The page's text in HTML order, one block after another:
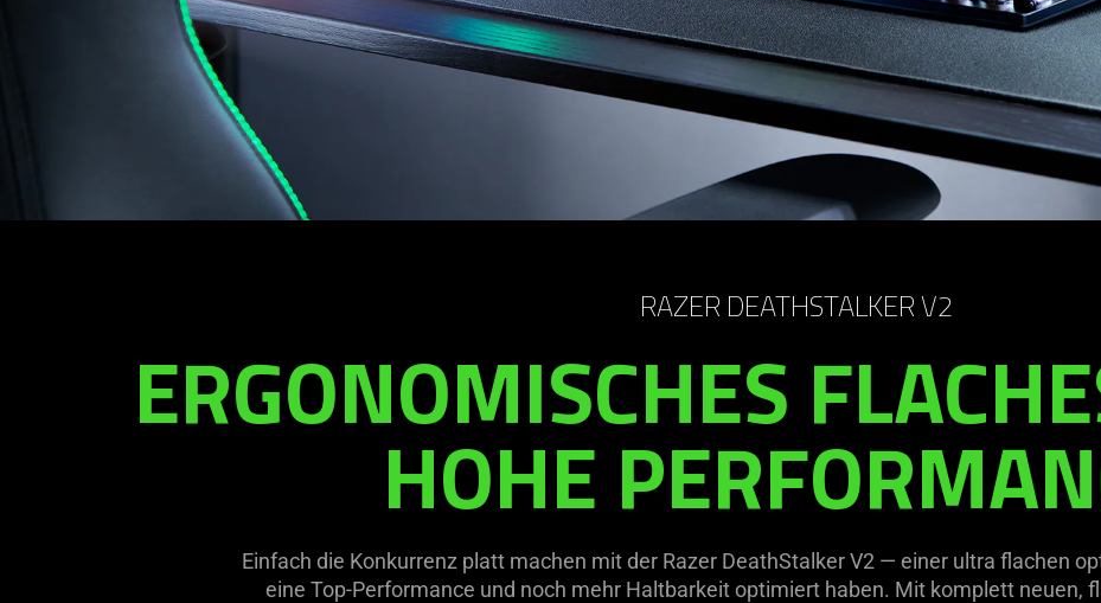
RAZER DEATHSTALKER V2
ERGONOMISCHES
HOHE
Einfach die Konkurrenz platt machen mit der Razer DeathStalker V2 — einer ultra flachen
eine Top-Performance und noch mehr Haltbarkeit optimiert haben. Mit komplett neuen,